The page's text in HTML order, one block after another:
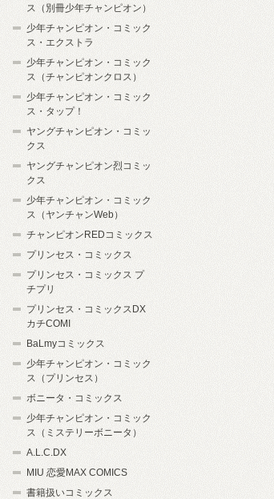
ス（別冊少年チャンピオン）
少年チャンピオン・コミック
ス・エクストラ
少年チャンピオン・コミック
ス（チャンピオンクロス）
少年チャンピオン・コミック
ス・タップ！
ヤングチャンピオン・コミッ
クス
ヤングチャンピオン烈コミッ
クス
少年チャンピオン・コミック
ス（ヤンチャンWeb）
チャンピオンREDコミックス
プリンセス・コミックス
プリンセス・コミックス プ
チプリ
プリンセス・コミックスDX
カチCOMI
BaLmyコミックス
少年チャンピオン・コミック
ス（プリンセス）
ボニータ・コミックス
少年チャンピオン・コミック
ス（ミステリーボニータ）
A.L.C.DX
MIU 恋愛MAX COMICS
書籍扱いコミックス